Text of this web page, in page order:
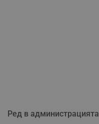
Ред в администрацията